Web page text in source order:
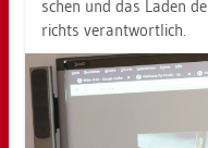
schen und das Laden
richts ver­ant­wort­lich.